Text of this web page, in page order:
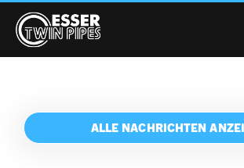
ALLE NACHRICHTEN